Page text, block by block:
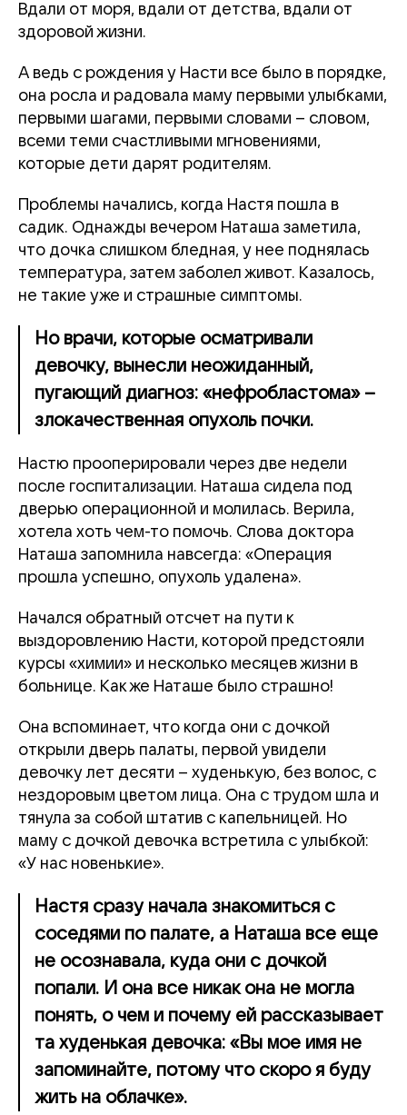
Вдали от моря, вдали от детства, вдали от
здоровой жизни.
А ведь с рождения у Насти все было в порядке,
она росла и радовала маму первыми улыбками,
первыми шагами, первыми словами – словом,
всеми теми счастливыми мгновениями,
которые дети дарят родителям.
Проблемы начались, когда Настя пошла в
садик. Однажды вечером Наташа заметила,
что дочка слишком бледная, у нее поднялась
температура, затем заболел живот. Казалось,
не такие уже и страшные симптомы.
Но врачи, которые осматривали
девочку, вынесли неожиданный,
пугающий диагноз: «нефробластома» –
злокачественная опухоль почки.
Настю прооперировали через две недели
после госпитализации. Наташа сидела под
дверью операционной и молилась. Верила,
хотела хоть чем-то помочь. Слова доктора
Наташа запомнила навсегда: «Операция
прошла успешно, опухоль удалена».
Начался обратный отсчет на пути к
выздоровлению Насти, которой предстояли
курсы «химии» и несколько месяцев жизни в
больнице. Как же Наташе было страшно!
Она вспоминает, что когда они с дочкой
открыли дверь палаты, первой увидели
девочку лет десяти – худенькую, без волос, с
нездоровым цветом лица. Она с трудом шла и
тянула за собой штатив с капельницей. Но
маму с дочкой девочка встретила с улыбкой:
«У нас новенькие».
Настя сразу начала знакомиться с
соседями по палате, а Наташа все еще
не осознавала, куда они с дочкой
попали. И она все никак она не могла
понять, о чем и почему ей рассказывает
та худенькая девочка: «Вы мое имя не
запоминайте, потому что скоро я буду
жить на облачке».